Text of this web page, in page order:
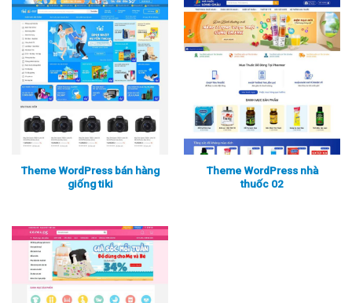
Xem thực tế Xem chi tiết Xem thực tế Xem chi tiết
Xem thực tế Xem chi tiết
Theme WordPress bán hàng
giống tiki
Theme WordPress nhà
thuốc 02